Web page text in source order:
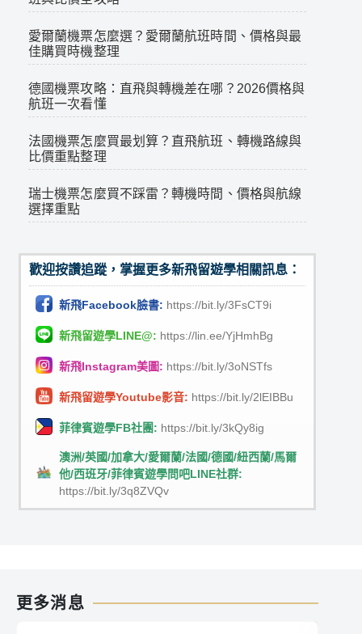
愛爾蘭機票怎麼選？愛爾蘭航班時間、價格與最
佳購買時機整理
德國機票攻略：直飛與轉機差在哪？2026價格與
航班一次看懂
法國機票怎麼買最划算？直飛航班、轉機路線與
比價重點整理
瑞士機票怎麼買不踩雷？轉機時間、價格與航線
選擇重點
歡迎按讚追蹤，掌握更多新飛留遊學相關訊息：
新飛Facebook臉書: https://bit.ly/3FsCT9i
新飛留遊學LINE@: https://lin.ee/YjHmhBg
新飛Instagram美圖: https://bit.ly/3oNSTfs
新飛留遊學Youtube影音: https://bit.ly/2lEIBBu
菲律賓遊學FB社團: https://bit.ly/3kQy8ig
澳洲/英國/加拿大/愛爾蘭/法國/德國/紐西蘭/馬爾
他/西班牙/菲律賓遊學問吧LINE社群:
https://bit.ly/3q8ZVQv
更多消息